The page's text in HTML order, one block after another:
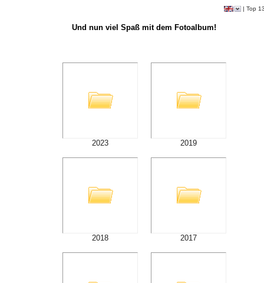
| Top
Und nun viel Spaß mit dem Fotoalbum!
2023 2019
2018 2017